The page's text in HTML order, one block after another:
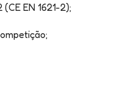
EN 1621-2);